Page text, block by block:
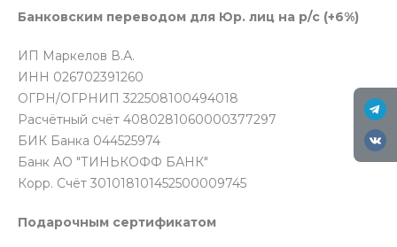
Банковским переводом для Юр. лиц на р/с (+6%)
ИП Маркелов В.А.
ИНН 026702391260
ОГРН/ОГРНИП 322508100494018
Расчётный счёт 4080281060000377297
БИК Банка 044525974
Банк АО "ТИНЬКОФФ БАНК"
Корр. Счёт 301018101452500009745
Подарочным сертификатом